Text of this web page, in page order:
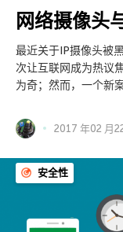
网络摄像头
最近关于IP摄像头被
次让互联网成为热议
为奇；然而，一个新
2017 年02 月
安全性